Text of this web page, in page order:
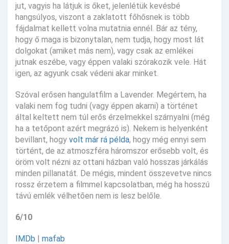
jut, vagyis ha látjuk is őket, jelenlétük kevésbé
hangsúlyos, viszont a zaklatott főhősnek is több
fájdalmat kellett volna mutatnia ennél. Bár az tény,
hogy ő maga is bizonytalan, nem tudja, hogy most lát
dolgokat (amiket más nem), vagy csak az emlékei
jutnak eszébe, vagy éppen valaki szórakozik vele. Hát
igen, az agyunk csak védeni akar minket.
Szóval erősen hangulatfilm a Lavender. Megértem, ha
valaki nem fog tudni (vagy éppen akarni) a történet
által keltett nem túl erős érzelmekkel szárnyalni (még
ha a tetőpont azért megrázó is). Nekem is helyenként
bevillant, hogy volt már rá példa, hogy még ennyi sem
történt, de az atmoszféra háromszor erősebb volt, és
öröm volt nézni az ottani házban való hosszas járkálás
minden pillanatát. De mégis, mindent összevetve nincs
rossz érzetem a filmmel kapcsolatban, még ha hosszú
távú emlék vélhetően nem is lesz belőle.
6/10
IMDb | mafab